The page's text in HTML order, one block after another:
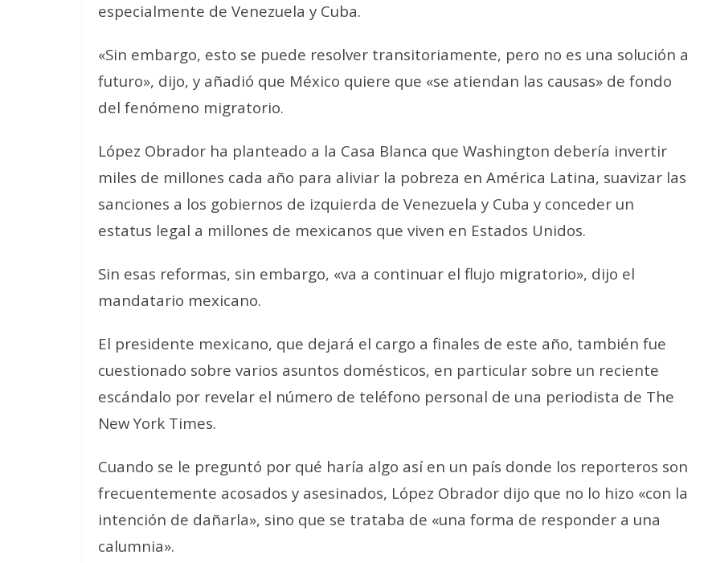
especialmente de Venezuela y Cuba.
«Sin embargo, esto se puede resolver transitoriamente, pero no es una solución a
futuro», dijo, y añadió que México quiere que «se atiendan las causas» de fondo
del fenómeno migratorio.
López Obrador ha planteado a la Casa Blanca que Washington debería invertir
miles de millones cada año para aliviar la pobreza en América Latina, suavizar las
sanciones a los gobiernos de izquierda de Venezuela y Cuba y conceder un
estatus legal a millones de mexicanos que viven en Estados Unidos.
Sin esas reformas, sin embargo, «va a continuar el flujo migratorio», dijo el
mandatario mexicano.
El presidente mexicano, que dejará el cargo a finales de este año, también fue
cuestionado sobre varios asuntos domésticos, en particular sobre un reciente
escándalo por revelar el número de teléfono personal de una periodista de The
New York Times.
Cuando se le preguntó por qué haría algo así en un país donde los reporteros son
frecuentemente acosados y asesinados, López Obrador dijo que no lo hizo «con la
intención de dañarla», sino que se trataba de «una forma de responder a una
calumnia».